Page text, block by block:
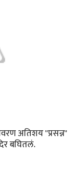
अतिशय "प्रसन्न"
बघितलं.